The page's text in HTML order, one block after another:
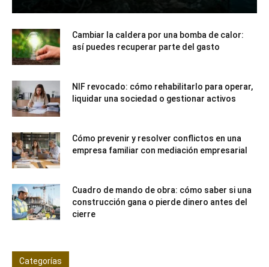
Cambiar la caldera por una bomba de calor:
así puedes recuperar parte del gasto
NIF revocado: cómo rehabilitarlo para operar,
liquidar una sociedad o gestionar activos
Cómo prevenir y resolver conflictos en una
empresa familiar con mediación empresarial
Cuadro de mando de obra: cómo saber si una
construcción gana o pierde dinero antes del
cierre
Categorías